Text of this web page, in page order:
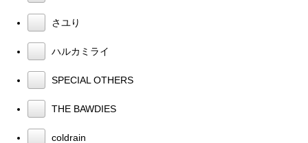
さユり
ハルカミライ
SPECIAL OTHERS
THE BAWDIES
coldrain